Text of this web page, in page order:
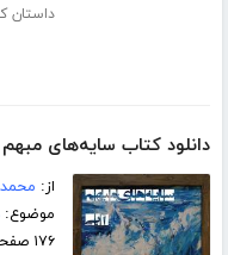
داستان
دانلود کتاب سایه‌های
از:
موضوع:
۱۷۶ صفحه